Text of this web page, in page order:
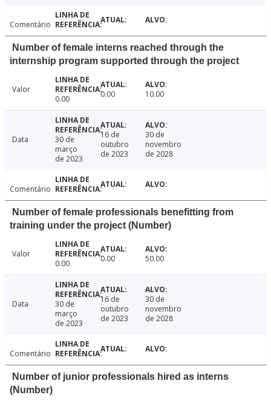
Comentário
Number of female interns reached through the
internship program supported through the project
Valor
0.00
0.00 10.00
Data
30 de
março
de 2023
16 de
outubro
de 2023
30 de
novembro
de 2028
Comentário
Number of female professionals benefitting from
training under the project (Number)
Valor
0.00
0.00 50.00
Data
30 de
março
de 2023
16 de
outubro
de 2023
30 de
novembro
de 2028
Comentário
Number of junior professionals hired as interns
(Number)